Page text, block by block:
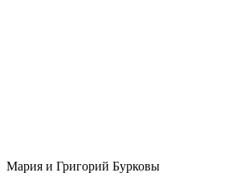
Мария и Григорий Бурковы